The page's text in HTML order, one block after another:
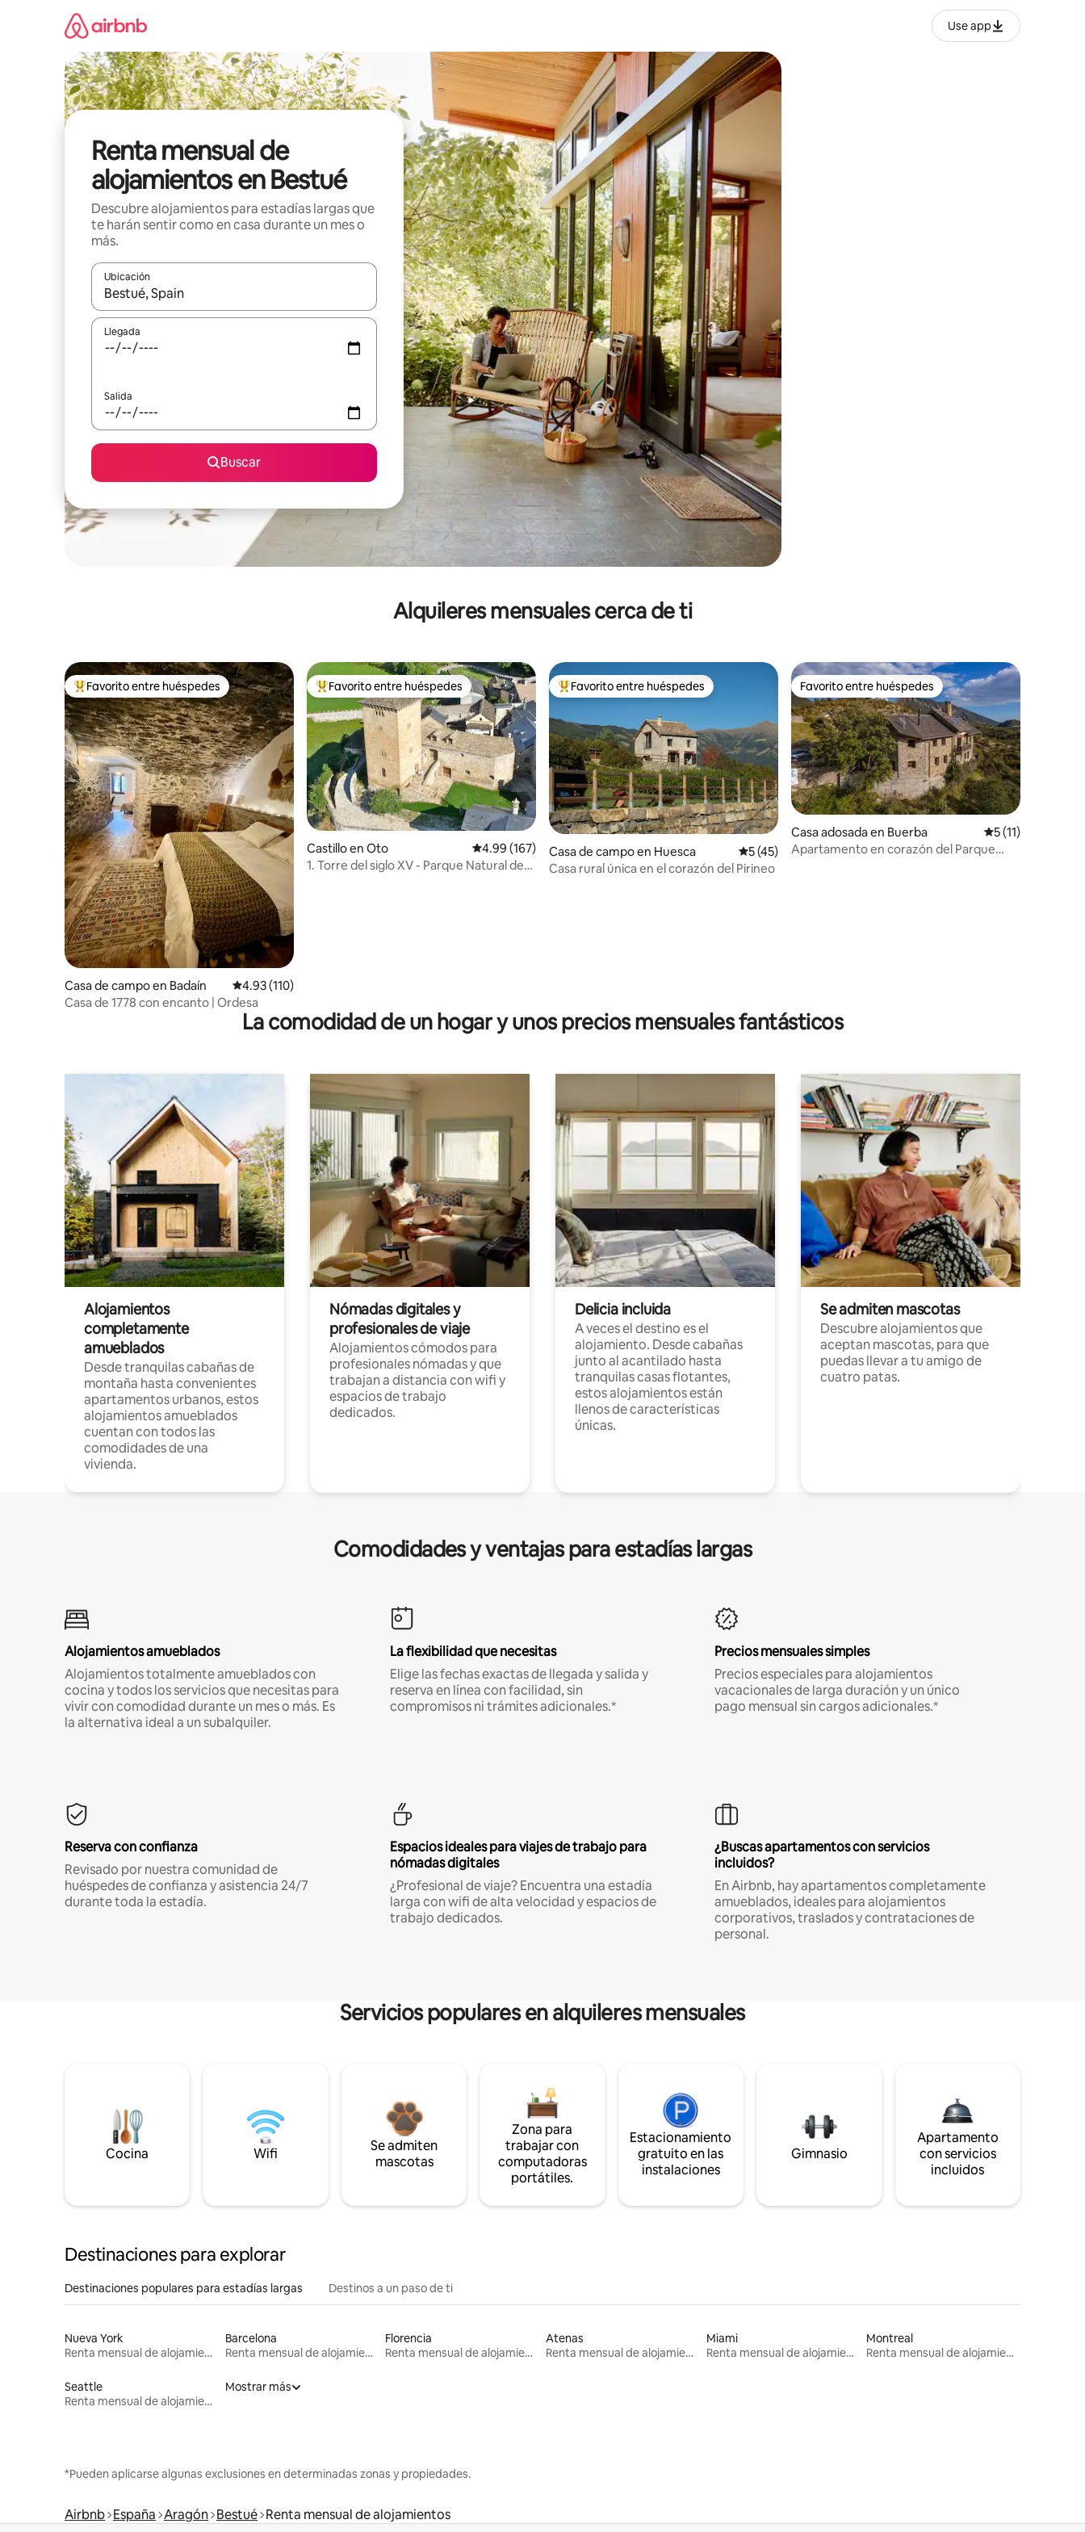
Use app
Renta mensual de
alojamientos en Bestué
Descubre alojamientos para estadías largas que
te harán sentir como en casa durante un mes o
más.
Ubicación
Cuando los resultados estén disponibles, navega con las teclas de flecha hacia arriba y hacia abajo o explora con el tacto o desliza el dedo.
Llegada
Salida
Buscar
Alquileres mensuales cerca de ti
Favorito entre huéspedes preferido
Favorito entre huéspedes
Casa de campo en Badaín Calificación promedio: 4.93 de 5, 110 reseñas
4.93 (110)
Casa de 1778 con encanto | Ordesa
Favorito entre huéspedes preferido
Favorito entre huéspedes
Castillo en Oto Calificación promedio: 4.99 de 5, 167 reseñas
4.99 (167)
1. Torre del siglo XV - Parque Natural de
Favorito entre huéspedes preferido
Favorito entre huéspedes
Casa de campo en Huesca Calificación promedio: 5 de 5, 45 reseñas
5 (45)
Casa rural única en el corazón del Pirineo
Favorito entre huéspedes
Favorito entre huéspedes
Casa adosada en Buerba Calificación
5 (11)
Apartamento en corazón del Parque
La comodidad de un hogar y unos precios mensuales fantásticos
Alojamientos
completamente
amueblados
Desde tranquilas cabañas de
montaña hasta convenientes
apartamentos urbanos, estos
alojamientos amueblados
cuentan con todos las
comodidades de una
vivienda.
Nómadas digitales y
profesionales de viaje
Alojamientos cómodos para
profesionales nómadas y que
trabajan a distancia con wifi y
espacios de trabajo
dedicados.
Delicia incluida
A veces el destino es el
alojamiento. Desde cabañas
junto al acantilado hasta
tranquilas casas flotantes,
estos alojamientos están
llenos de características
únicas.
Se admiten mascotas
Descubre alojamientos que
aceptan mascotas, para que
puedas llevar a tu amigo de
cuatro patas.
Comodidades y ventajas para estadías largas
Alojamientos amueblados
Alojamientos totalmente amueblados con
cocina y todos los servicios que necesitas para
vivir con comodidad durante un mes o más. Es
la alternativa ideal a un subalquiler.
La flexibilidad que necesitas
Elige las fechas exactas de llegada y salida y
reserva en línea con facilidad, sin
compromisos ni trámites adicionales.*
Precios mensuales simples
Precios especiales para alojamientos
vacacionales de larga duración y un único
pago mensual sin cargos adicionales.*
Reserva con confianza
Revisado por nuestra comunidad de
huéspedes de confianza y asistencia 24/7
durante toda la estadía.
Espacios ideales para viajes de trabajo para
nómadas digitales
¿Profesional de viaje? Encuentra una estadía
larga con wifi de alta velocidad y espacios de
trabajo dedicados.
¿Buscas apartamentos con servicios
incluidos?
En Airbnb, hay apartamentos completamente
amueblados, ideales para alojamientos
corporativos, traslados y contrataciones de
personal.
Servicios populares en alquileres mensuales
Cocina Wifi
Se admiten
mascotas
Zona para
trabajar con
computadoras
portátiles.
Estacionamiento
gratuito en las
instalaciones
Gimnasio
Apartamento
con servicios
incluidos
Destinaciones para explorar
Destinaciones populares para estadías largas Destinos a un paso de ti
Nueva York
Renta mensual de alojamientos
Barcelona
Renta mensual de alojamientos
Florencia
Renta mensual de alojamientos
Atenas
Renta mensual de alojamientos
Miami
Renta mensual de alojamientos
Montreal
Renta mensual de alojamientos
Seattle
Renta mensual de alojamientos
Mostrar más
*Pueden aplicarse algunas exclusiones en determinadas zonas y propiedades.
Airbnb España Aragón Bestué Renta mensual de alojamientos